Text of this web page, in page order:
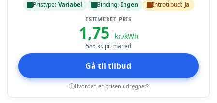
Pristype: Variabel Binding: Ingen Introtilbud: Ja
ESTIMERET PRIS
1,75 kr./kWh
585 kr. pr. måned
Gå til tilbud
i Hvordan er prisen udregnet?